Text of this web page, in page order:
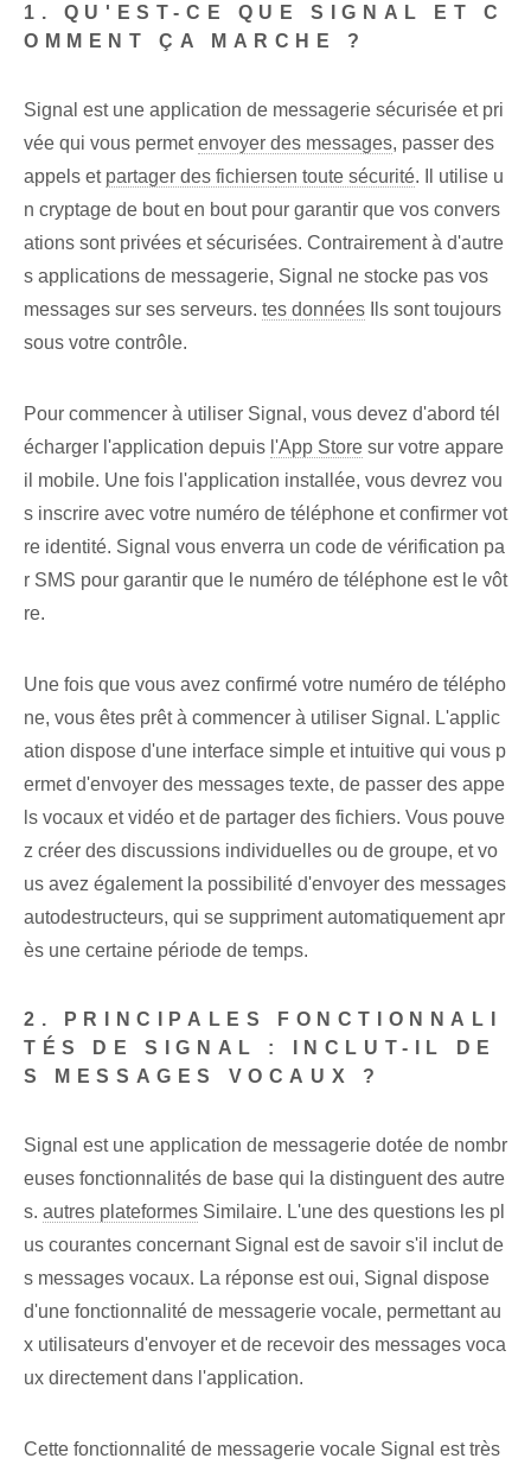
1. QU'EST-CE QUE SIGNAL ET C
OMMENT ÇA MARCHE ?
Signal est une application de messagerie sécurisée et pri
vée qui vous permetenvoyer des messages, passer des
appels et partager des fichiersen toute sécurité. Il utilise u
n cryptage de bout en bout pour garantir que vos convers
ations sont privées et sécurisées. Contrairement à d'autre
s applications de messagerie, Signal ne stocke pas vos
messages sur ses serveurs. tes données Ils sont toujours
sous votre contrôle.
Pour commencer à utiliser Signal, vous devez d'abord tél
écharger l'application depuis l'App Store sur votre appare
il mobile. Une fois l'application installée, vous devrez vou
s inscrire avec votre numéro de téléphone et confirmer vot
re identité. Signal vous enverra un code de vérification pa
r SMS pour garantir que le numéro de téléphone est le vôt
re.
Une fois que vous avez confirmé votre numéro de télépho
ne, vous êtes prêt à commencer à utiliser Signal. L'applic
ation dispose d'une interface simple et intuitive qui vous p
ermet d'envoyer des messages texte, de passer des appe
ls vocaux et vidéo et de partager des fichiers. Vous pouve
z créer des discussions individuelles ou de groupe, et vo
us avez également la possibilité d'envoyer des messages
autodestructeurs, qui se suppriment automatiquement apr
ès une certaine période de temps.
2. PRINCIPALES FONCTIONNALI
TÉS DE SIGNAL : INCLUT-IL DE
S MESSAGES VOCAUX ?
Signal est une application de messagerie dotée de nombr
euses fonctionnalités de base qui la distinguent des autre
s. autres plateformes Similaire. L'une des questions les pl
us courantes concernant Signal est de savoir s'il inclut de
s messages vocaux. La réponse est oui, Signal dispose
d'une fonctionnalité de messagerie vocale, permettant au
x utilisateurs d'envoyer et de recevoir des messages voca
ux directement dans l'application.
Cette fonctionnalité de messagerie vocale Signal est très